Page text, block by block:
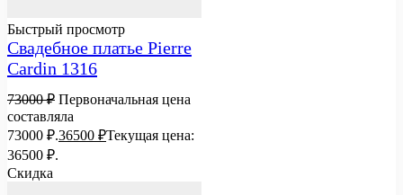
Быстрый просмотр
Свадебное платье Pierre
Cardin 1316
73000₽ Первоначальная цена
составляла
73000 ₽.36500 ₽Текущая цена:
36500 ₽.
Скидка